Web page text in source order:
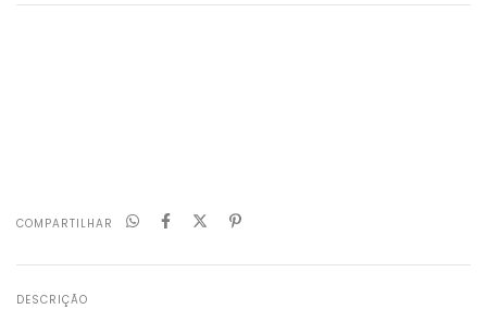
COMPARTILHAR
DESCRIÇÃO